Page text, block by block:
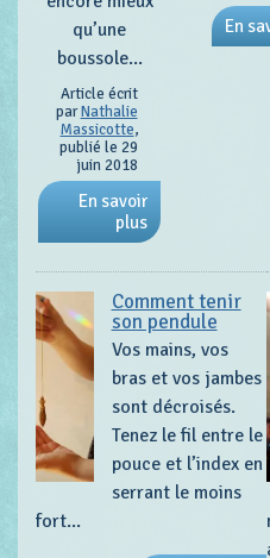
qu’une
boussole...
Article écrit
parNathalie
Massicotte,
publié le 29
juin 2018
En savoir
plus
En
Comment tenir
son pendule
Vos mains, vos
bras et vos jambes
sont décroisés.
Tenez le fil entre le
pouce et l’index en
serrant le moins
fort...